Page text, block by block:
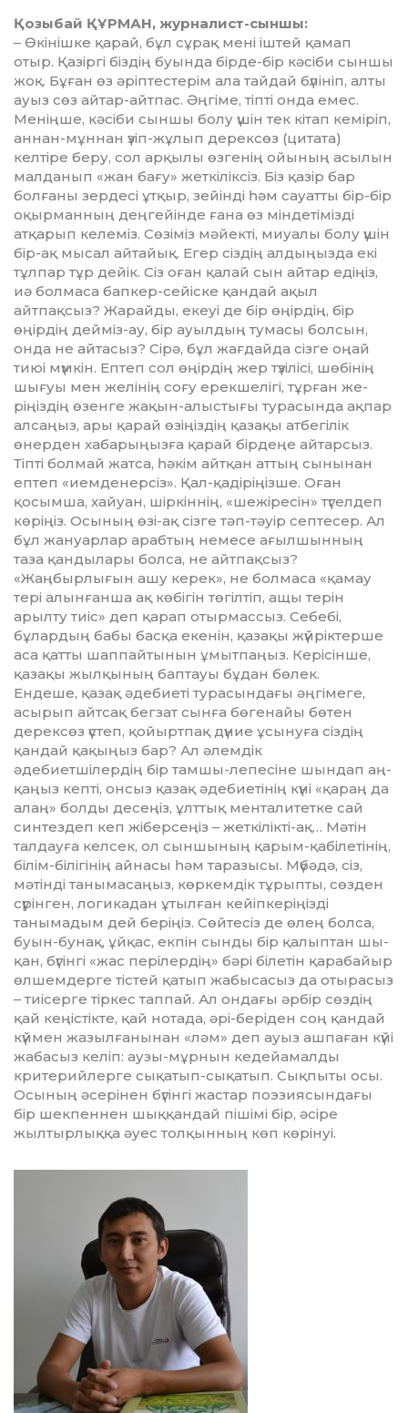
Қозыбай ҚҰРМАН, журналист-сыншы:
– Өкінішке қарай, бұл сұрақ мені іштей қамап
отыр. Қазіргі біздің буында бірде-бір кәсіби сыншы
жоқ. Бұған өз әріптесте­рім ала тайдай бүлініп, алты
ауыз сөз айтар-айтпас. Әңгіме, тіпті онда емес.
Меніңше, кәсіби сыншы болу үшін тек кітап кеміріп,
аннан-мұннан үзіп-жұлып дерек­сөз (цитата)
келтіре беру, сол арқылы өзгенің ойының асылын
малданып «жан бағу» жеткіліксіз. Біз қазір бар
болғаны зердесі ұт­қыр, зейінді һәм сауатты бір-бір
оқырманның деңгейінде ғана өз міндетімізді
атқарып келеміз. Сөзіміз мәйекті, миуалы болу үшін
бір-ақ мысал айтайық. Егер сіздің алдыңызда екі
тұлпар тұр дейік. Сіз оған қалай сын айтар едіңіз,
иә болмаса бапкер-сейіске қандай ақыл
айтпақсыз? Жарайды, екеуі де бір өңірдің, бір
өңір­дің дейміз-ау, бір ауылдың тумасы болсын,
онда не айтасыз? Сірә, бұл жағдайда сізге оңай
тиюі мүмкін. Ептеп сол өңірдің жер тү­зі­лісі, шөбінің
шығуы мен желінің соғу ерекшелігі, тұрған же­
ріңіз­дің өзенге жақын-алы­с­тығы турасында ақпар
алсаңыз, ары қарай өзіңіздің қазақы ат­бегілік
өнерден хабарыңызға қарай бірдеңе айтарсыз.
Тіпті болмай жатса, һәкім айтқан ат­тың сынынан
ептеп «иемденерсіз». Қал-қадіріңізше. Оған
қосымша, хайуан, шіркіннің, «шежіресін» түгелдеп
көріңіз. Осының өзі-ақ сізге тәп-тәуір септесер. Ал
бұл жа­нуарлар араб­тың немесе ағыл­шынның
таза қандылары болса, не айтпақсыз?
«Жаңбырлы­ғын ашу керек», не болмаса «қа­мау
тері алынғанша ақ көбігін төгіл­тіп, ащы терін
арылту тиіс» деп қарап отырмассыз. Се­бебі,
бұлар­дың бабы басқа екенін, қазақы жүйріктерше
аса қатты шаппайтынын ұмытпаңыз. Кері­сінше,
қа­­зақы жылқының баптауы бұдан бөлек.
Ендеше, қазақ әдебиеті тура­сындағы әңгімеге,
асырып айтсақ бегзат сынға бөгенайы бөтен
дерексөз үстеп, қойыртпақ дүние ұсынуға сіздің
қандай қақыңыз бар? Ал әлемдік
әдебиетшілердің бір тамшы-лепесіне шындап аң­
қаңыз кепті, онсыз қазақ әдебие­тінің күні «қараң да
алаң» болды десеңіз, ұлттық менталитетке сай
синтездеп кеп жібер­сеңіз – жеткілікті-ақ… Мәтін
талдауға келсек, ол сыншының қарым-қабілетінің,
білім-білігінің айнасы һәм таразысы. Мүбәдә, сіз,
мәтінді танымасаңыз, көркемдік тұрыпты, сөзден
сүрінген, логикадан ұтылған кейіпкеріңізді
танымадым дей беріңіз. Сөйтесіз де өлең болса,
буын-бунақ, ұйқас, екпін сынды бір қалыптан шы­
қан, бүгінгі «жас перілердің» бәрі білетін қарабайыр
өлшемдер­ге тістей қатып жабысасыз да отырасыз
– тиісерге тіркес таппай. Ал ондағы әрбір сөздің
қай ке­ңістікте, қай нотада, әрі-бері­ден соң қандай
күймен жа­зыл­ға­ны­нан «ләм» деп ауыз аш­паған күйі
жабасыз келіп: аузы-мұрнын кедей­амалды
критерийлерге сықатып-сықатып. Сықпыты осы.
Осының әсерінен бүгінгі жастар поэзиясындағы
бір шекпеннен шыққандай пішімі бір, әсіре
жылтырлыққа әуес толқын­ның көп көрінуі.